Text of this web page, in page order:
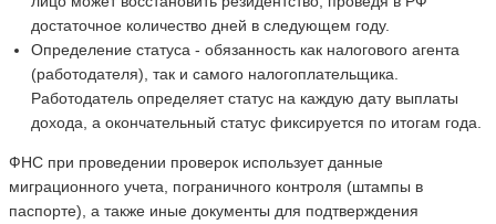
достаточное количество дней в следующем году.
Определение статуса - обязанность как налогового агента
(работодателя), так и самого налогоплательщика.
Работодатель определяет статус на каждую дату выплаты
дохода, а окончательный статус фиксируется по итогам года.
ФНС при проведении проверок использует данные
миграционного учета, пограничного контроля (штампы в
паспорте), а также иные документы для подтверждения